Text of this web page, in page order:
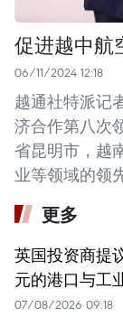
促进越中航
06/11/2024 12:18
越通社特派记
济合作第八次
省昆明市，越
业等领域的领
更多
英国投资商提
元的港口与工
07/08/2026 09:18